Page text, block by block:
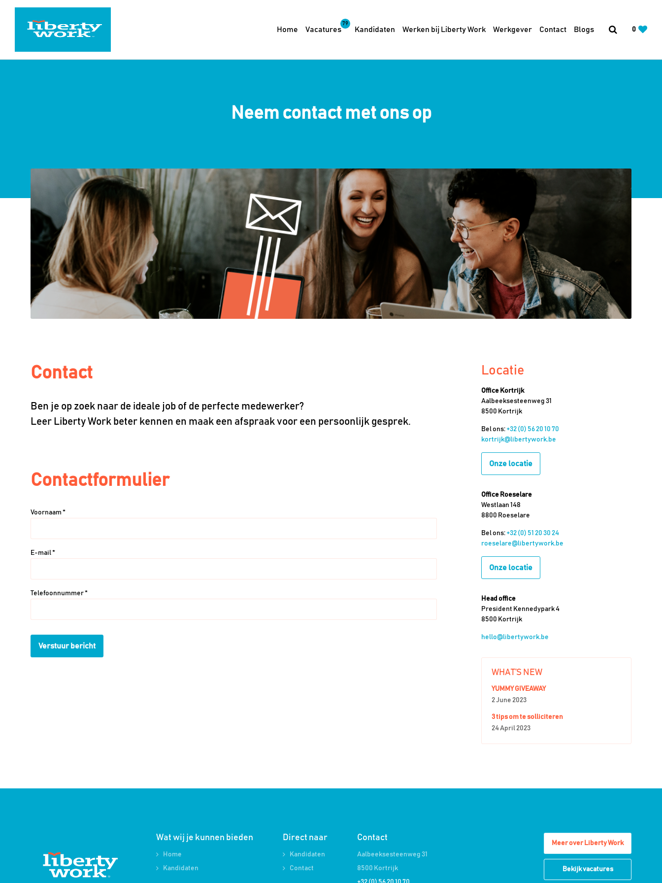
0
Home Vacatures
79
Kandidaten Werken bij Liberty Work Werkgever Contact Blogs
Neem contact met ons op
Contact
Ben je op zoek naar de ideale job of de perfecte medewerker?
Leer Liberty Work beter kennen en maak een afspraak voor een persoonlijk gesprek.
Contactformulier
Voornaam *
E-mail *
Telefoonnummer *
Verstuur bericht
Locatie
Office Kortrijk
Aalbeeksesteenweg 31
8500 Kortrijk
Bel ons: +32 (0) 56 20 10 70
kortrijk@libertywork.be
Onze locatie
Office Roeselare
Westlaan 148
8800 Roeselare
Bel ons: +32 (0) 51 20 30 24
roeselare@libertywork.be
Onze locatie
Head office
President Kennedypark 4
8500 Kortrijk
hello@libertywork.be
WHAT’S NEW
YUMMY GIVEAWAY
2 June 2023
3 tips om te solliciteren
24 April 2023
Wat wij je kunnen bieden
Home
Kandidaten
Direct naar
Kandidaten
Contact
Contact
Aalbeeksesteenweg 31
8500 Kortrijk
Meer over Liberty Work
Bekijk vacatures